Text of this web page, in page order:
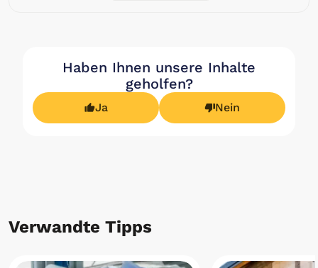
Haben Ihnen unsere Inhalte
geholfen?
Ja Nein
Verwandte Tipps